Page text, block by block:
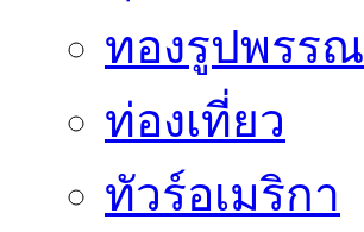
ทองรูปพรรณ
ท่องเที่ยว
ทัวร์อเมริกา